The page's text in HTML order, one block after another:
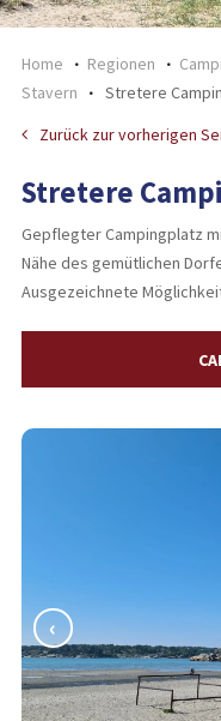
Home Regionen
Stavern
Stretere
Zurück zur vorherigen
Stretere
Gepflegter Campingplatz
Nähe des gemütlichen
Ausgezeichnete
‹